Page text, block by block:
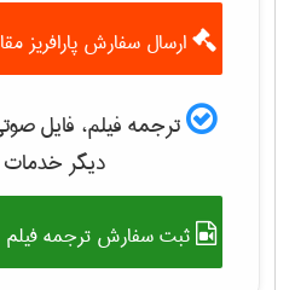
ارسال سفارش پارافریز
ترجمه فیلم، فایل
دیگر
ثبت سفارش ترجمه فیلم